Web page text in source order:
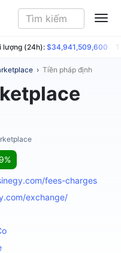
lượng (24h): $34,941,509,600
› Tiền pháp định
fees-charges
exchange/